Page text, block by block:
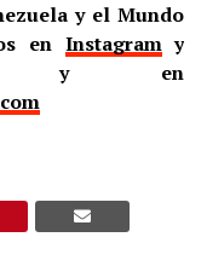
y el Mundo
en Instagramy
en